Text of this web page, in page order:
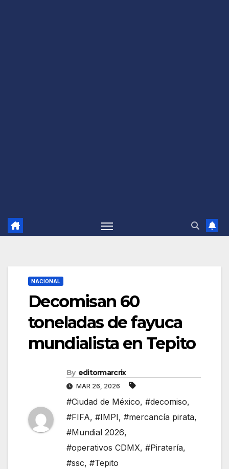
NACIONAL
Decomisan 60
toneladas de fayuca
mundialista en Tepito
By editormarcrix
MAR 26, 2026
#Ciudad de México, #decomiso,
#FIFA, #IMPI, #mercancía pirata,
#Mundial 2026,
#operativos CDMX, #Piratería,
#ssc, #Tepito